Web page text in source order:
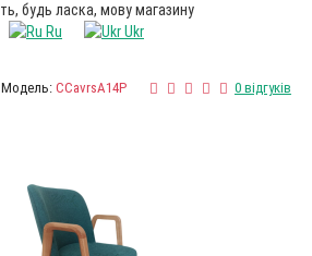
будь ласка, мову магазину
Ru
Ukr
Модель: CCavrsA14P 0 відгуків